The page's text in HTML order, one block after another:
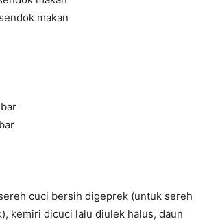
makan
cuci bersih digeprek (untuk sereh
kemiri dicuci lalu diulek halus, daun